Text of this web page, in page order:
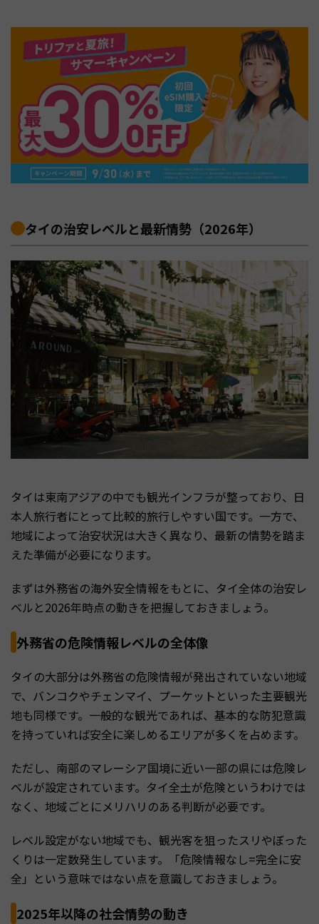
タイの治安レベルと最新情勢（2026年）
タイは東南アジアの中でも観光インフラが整っており、日
本人旅行者にとって比較的旅行しやすい国です。一方で、
地域によって治安状況は大きく異なり、最新の情勢を踏ま
えた準備が必要になります。
まずは外務省の海外安全情報をもとに、タイ全体の治安レ
ベルと2026年時点の動きを把握しておきましょう。
外務省の危険情報レベルの全体像
タイの大部分は外務省の危険情報が発出されていない地域
で、バンコクやチェンマイ、プーケットといった主要観光
地も同様です。一般的な観光であれば、基本的な防犯意識
を持っていれば安全に楽しめるエリアが多くを占めます。
ただし、南部のマレーシア国境に近い一部の県には危険レ
ベルが設定されています。タイ全土が危険というわけでは
なく、地域ごとにメリハリのある判断が必要です。
レベル設定がない地域でも、観光客を狙ったスリやぼった
くりは一定数発生しています。「危険情報なし=完全に安
全」という意味ではない点を意識しておきましょう。
2025年以降の社会情勢の動き